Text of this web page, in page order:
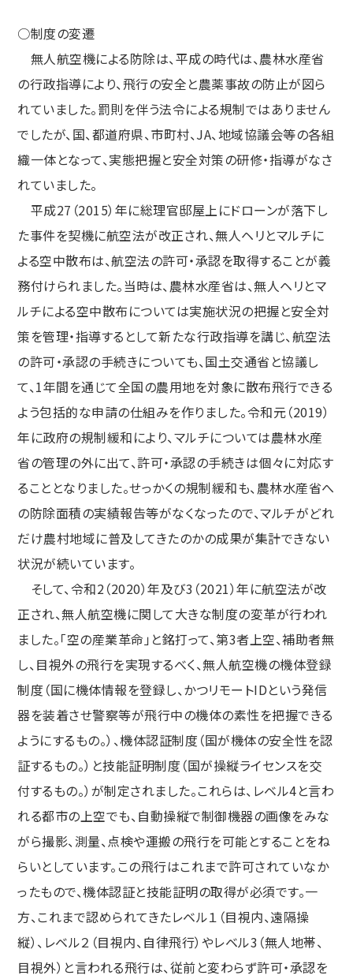
○制度の変遷
無人航空機による防除は、平成の時代は、農林水産省
の行政指導により、飛行の安全と農薬事故の防止が図ら
れていました。罰則を伴う法令による規制ではありません
でしたが、国、都道府県、市町村、JA、地域協議会等の各組
織一体となって、実態把握と安全対策の研修・指導がなさ
れていました。
平成27（2015）年に総理官邸屋上にドローンが落下し
た事件を契機に航空法が改正され、無人ヘリとマルチに
よる空中散布は、航空法の許可・承認を取得することが義
務付けられました。当時は、農林水産省は、無人ヘリとマ
ルチによる空中散布については実施状況の把握と安全対
策を管理・指導するとして新たな行政指導を講じ、航空法
の許可・承認の手続きについても、国土交通省と協議し
て、1年間を通じて全国の農用地を対象に散布飛行できる
よう包括的な申請の仕組みを作りました。令和元（2019）
年に政府の規制緩和により、マルチについては農林水産
省の管理の外に出て、許可・承認の手続きは個々に対応す
ることとなりました。せっかくの規制緩和も、農林水産省へ
の防除面積の実績報告等がなくなったので、マルチがどれ
だけ農村地域に普及してきたのかの成果が集計できない
状況が続いています。
そして、令和2（2020）年及び3（2021）年に航空法が改
正され、無人航空機に関して大きな制度の変革が行われ
ました。「空の産業革命」と銘打って、第3者上空、補助者無
し、目視外の飛行を実現するべく、無人航空機の機体登録
制度（国に機体情報を登録し、かつリモートIDという発信
器を装着させ警察等が飛行中の機体の素性を把握できる
ようにするもの。）、機体認証制度（国が機体の安全性を認
証するもの。）と技能証明制度（国が操縦ライセンスを交
付するもの。）が制定されました。これらは、レベル4と言わ
れる都市の上空でも、自動操縦で制御機器の画像をみな
がら撮影、測量、点検や運搬の飛行を可能とすることをね
らいとしています。この飛行はこれまで許可されていなか
ったもので、機体認証と技能証明の取得が必須です。一
方、これまで認められてきたレベル１（目視内、遠隔操
縦）、レベル２（目視内、自律飛行）やレベル3（無人地帯、
目視外）と言われる飛行は、従前と変わらず許可・承認を